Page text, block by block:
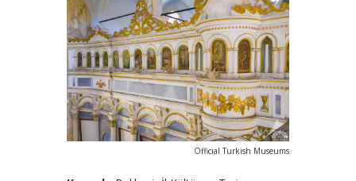
Official Turkish Museums